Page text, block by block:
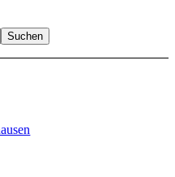
Suchen